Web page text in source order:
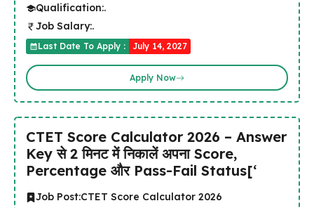
Qualification:.
Job Salary:.
Last Date To Apply : July 14, 2027
Apply Now
CTET Score Calculator 2026 – Answer
Key से 2 मिनट में निकालें अपना Score,
Percentage और Pass-Fail Status[‘
Job Post:CTET Score Calculator 2026